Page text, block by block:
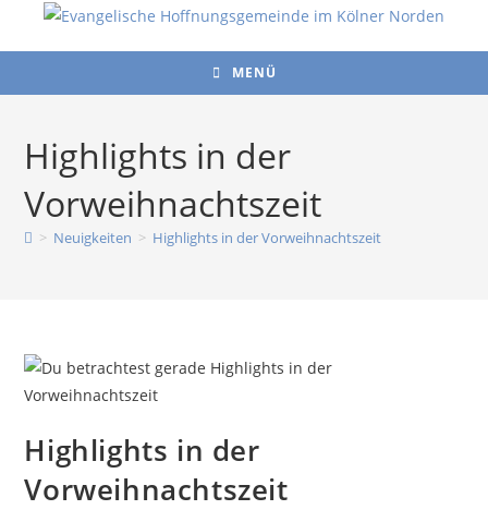
MENÜ
Highlights in der
Vorweihnachtszeit
> Neuigkeiten > Highlights in der Vorweihnachtszeit
Highlights in der
Vorweihnachtszeit